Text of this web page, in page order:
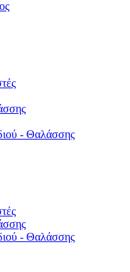
- Θαλάσσης
- Θαλάσσης